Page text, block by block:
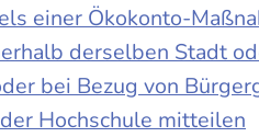
einer Ökokonto-
derselben Stadt
bei Bezug von
Hochschule mitteilen